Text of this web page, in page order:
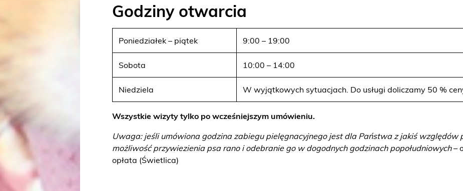
Godziny otwarcia
Poniedziałek – piątek 9:00 – 19:00
Sobota 10:00 – 14:00
Niedziela W wyjątkowych sytuacjach. Do usługi doliczamy 50 %
Wszystkie wizyty tylko po wcześniejszym umówieniu.
Uwaga: jeśli umówiona godzina zabiegu pielęgnacyjnego jest dla Państwa z jakiś względów
możliwość przywiezienia psa rano i odebranie go w dogodnych godzinach popołudniowych–
opłata (Świetlica)